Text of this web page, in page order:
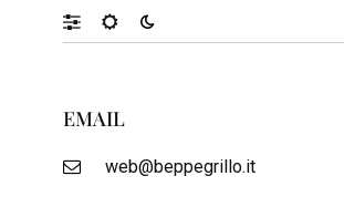
EMAIL
web@beppegrillo.it